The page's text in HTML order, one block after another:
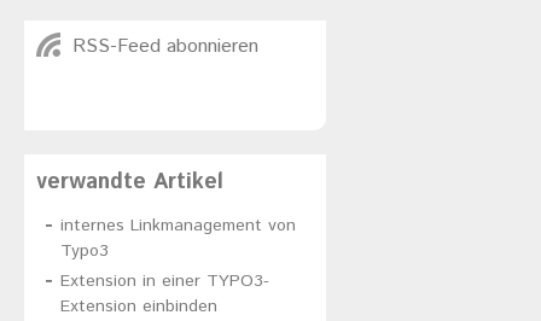
RSS-Feed abonnieren
verwandte Artikel
internes Linkmanagement von
Typo3
Extension in einer TYPO3-
Extension einbinden